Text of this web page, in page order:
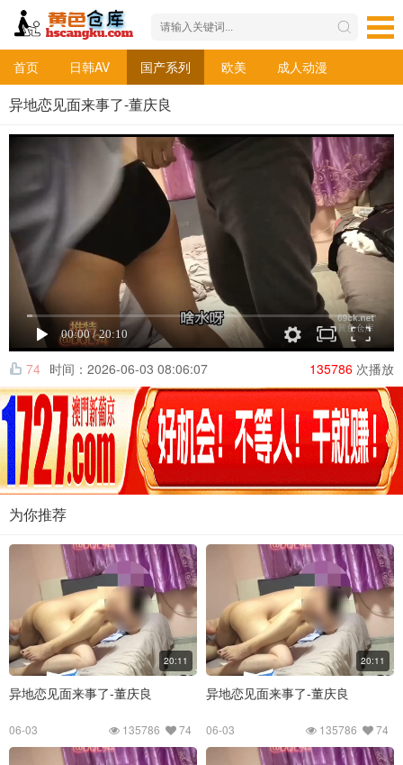
首页 日韩AV 国产系列 欧美 成人动漫
异地恋见面来事了-董庆良
135786 次播放
时间：2026-06-03 08:06:07
74
为你推荐
20:11
异地恋见面来事了-董庆良
74
135786
06-03
20:11
异地恋见面来事了-董庆良
74
135786
06-03